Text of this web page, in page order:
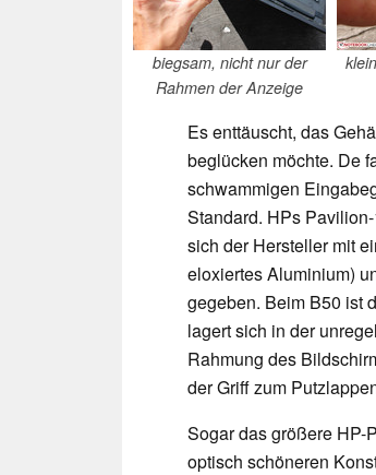
biegsam, nicht nur der
Rahmen der Anzeige
Es enttäuscht, das
beglücken möchte. De
schwammigen
Standard. HPs
sich der Hersteller mit
eloxiertes Aluminium)
gegeben. Beim B50 ist
lagert sich in der
Rahmung des
der Griff zum
Sogar das größere HP-
optisch schöneren